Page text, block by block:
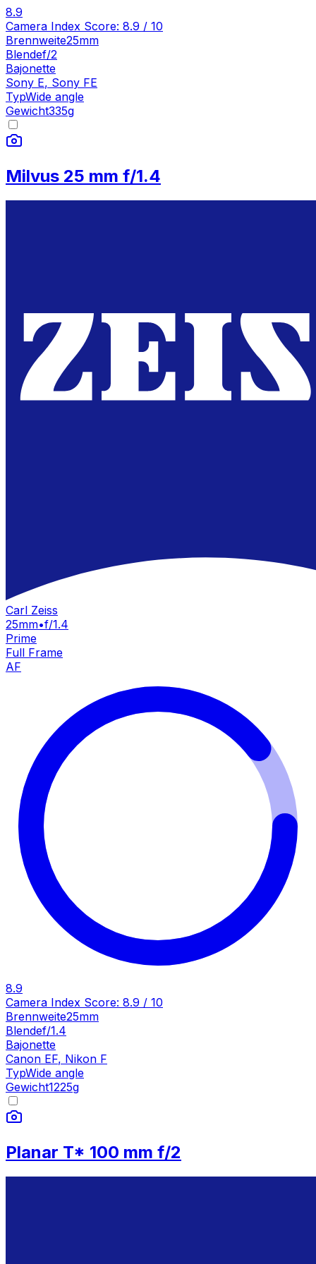
8.9
Camera Index Score: 8.9 / 10
Brennweite25mm
Blendef/2
Bajonette
Sony E, Sony FE
TypWide angle
Gewicht335g
Milvus 25 mm f/1.4
Carl Zeiss
25mm•f/1.4
Prime
Full Frame
AF
8.9
Camera Index Score: 8.9 / 10
Brennweite25mm
Blendef/1.4
Bajonette
Canon EF, Nikon F
TypWide angle
Gewicht1225g
Planar T* 100 mm f/2